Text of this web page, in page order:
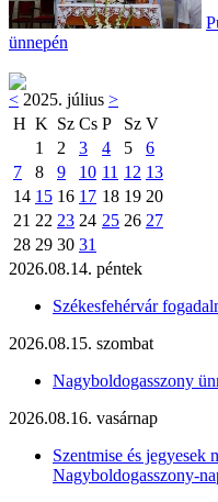
ünnepén
< 2025. július >
H K Sz Cs P Sz V
1
2 3 4 5
6
7
8 9 10 11 12 13
14 15 16 17 18 19 20
21 22 23 24 25 26 27
28 29 30 31
2026.08.14. péntek
Székesfehérvár
2026.08.15. szombat
Nagyboldogasszony
2026.08.16. vasárnap
Szentmise és jegyesek
Nagyboldogasszony-